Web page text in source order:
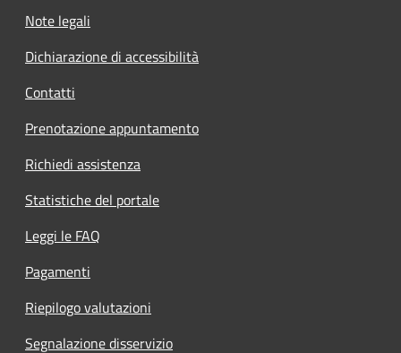
Note legali
Dichiarazione di accessibilità
Contatti
Prenotazione appuntamento
Richiedi assistenza
Statistiche del portale
Leggi le FAQ
Pagamenti
Riepilogo valutazioni
Segnalazione disservizio